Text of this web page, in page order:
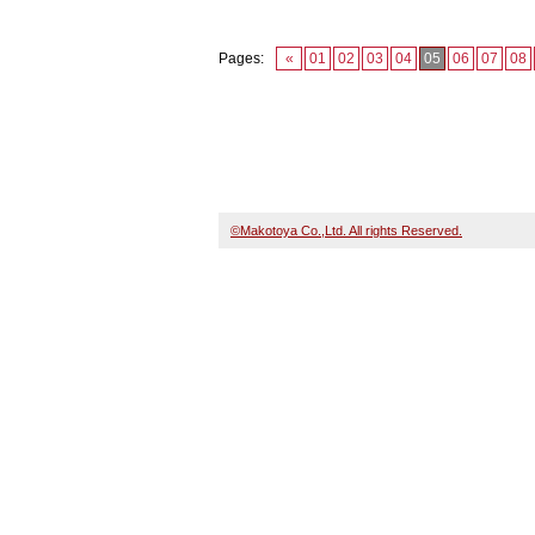
Pages: « 01 02 03 04 05 06 07 08
©Makotoya Co.,Ltd. All rights Reserved.